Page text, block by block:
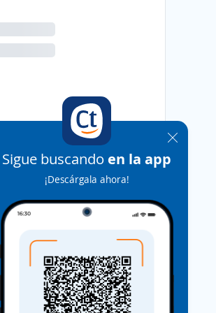
Sigue buscando en la app
¡Descárgala ahora!